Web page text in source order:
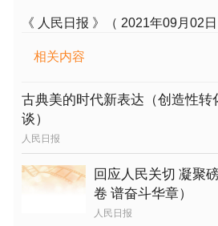
《 人民日报 》（ 2021年09月02日
相关内容
古典美的时代新表达（创造性转
谈）
人民日报
回应人民关切 凝聚
卷 谱奋斗华章）
人民日报